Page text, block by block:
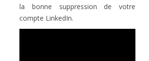
la bonne suppression de votre
compte LinkedIn.